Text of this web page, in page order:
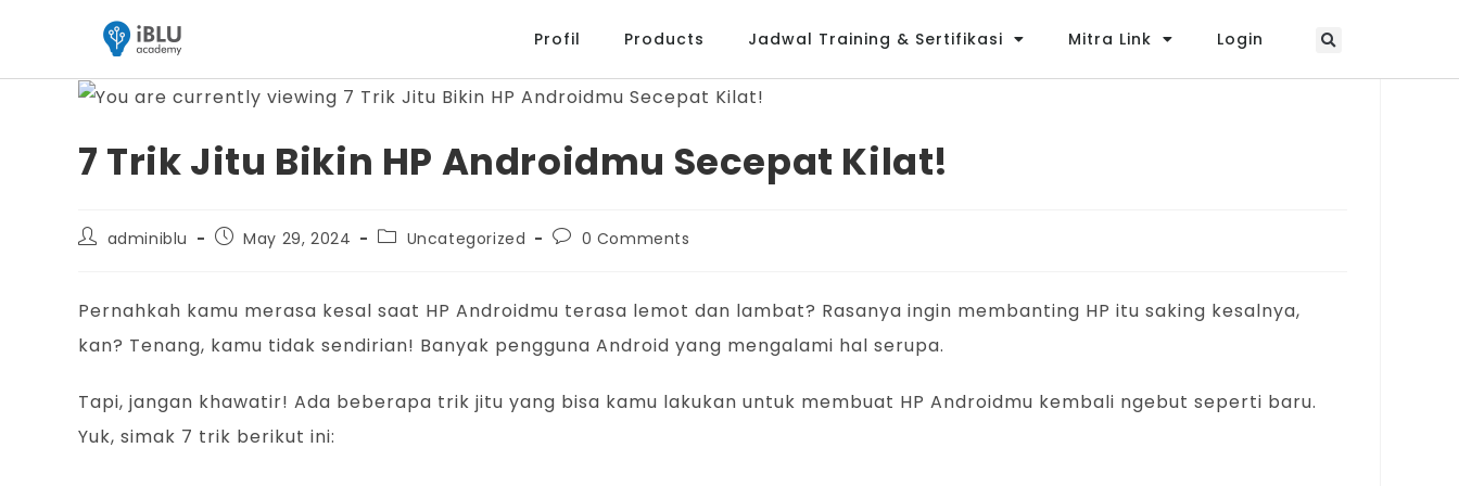
Profil Products Jadwal Training & Sertifikasi Mitra Link Login
7 Trik Jitu Bikin HP Androidmu Secepat Kilat!
adminiblu May 29, 2024 Uncategorized 0 Comments
Pernahkah kamu merasa kesal saat HP Androidmu terasa lemot dan lambat? Rasanya ingin membanting HP itu saking kesalnya,
kan? Tenang, kamu tidak sendirian! Banyak pengguna Android yang mengalami hal serupa.
Tapi, jangan khawatir! Ada beberapa trik jitu yang bisa kamu lakukan untuk membuat HP Androidmu kembali ngebut seperti baru.
Yuk, simak 7 trik berikut ini: